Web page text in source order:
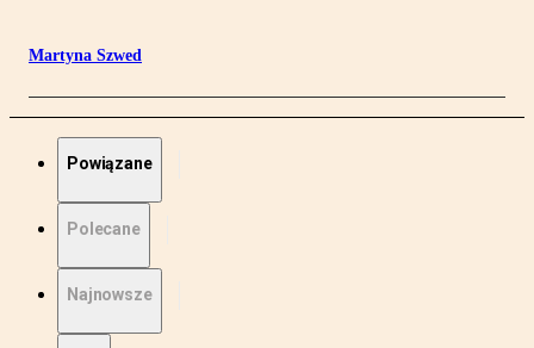
Martyna Szwed
Powiązane
Polecane
Najnowsze